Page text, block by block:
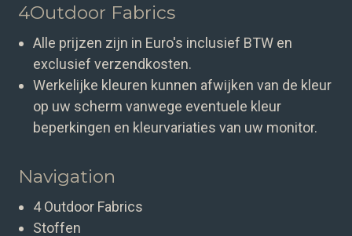
4Outdoor Fabrics
Alle prijzen zijn in Euro's inclusief BTW en
exclusief verzendkosten.
Werkelijke kleuren kunnen afwijken van de kleur
op uw scherm vanwege eventuele kleur
beperkingen en kleurvariaties van uw monitor.
Navigation
4 Outdoor Fabrics
Stoffen